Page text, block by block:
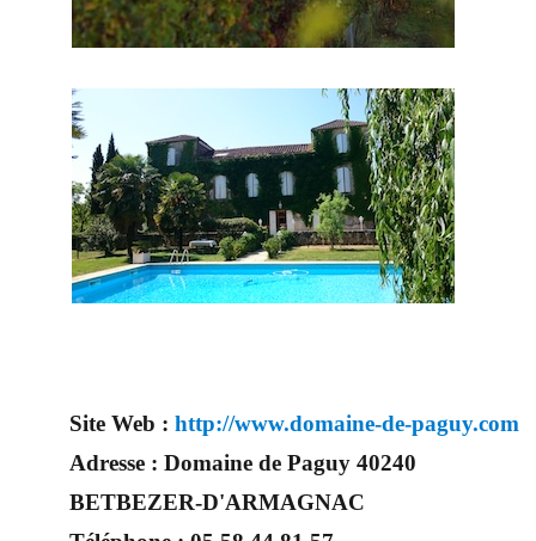
Site Web : http://www.domaine-de-paguy.com
Adresse : Domaine de Paguy 40240
BETBEZER-D'ARMAGNAC